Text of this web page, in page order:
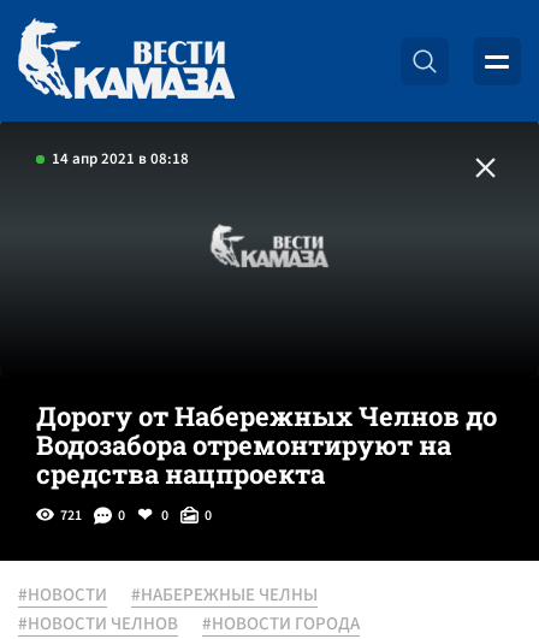
14 апр 2021 в 08:18
Дорогу от Набережных Челнов до
Водозабора отремонтируют на
средства нацпроекта
721 0 0 0
#НОВОСТИ
#НАБЕРЕЖНЫЕ ЧЕЛНЫ
#НОВОСТИ ЧЕЛНОВ
#НОВОСТИ ГОРОДА